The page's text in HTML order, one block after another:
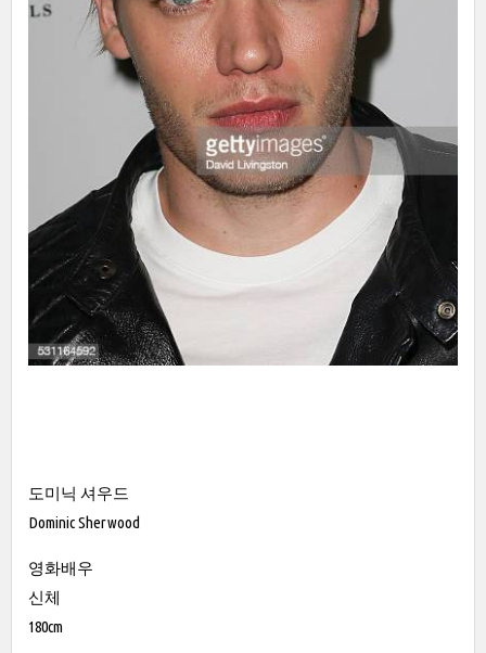
도미닉 셔우드
Dominic Sherwood
영화배우
신체
180cm